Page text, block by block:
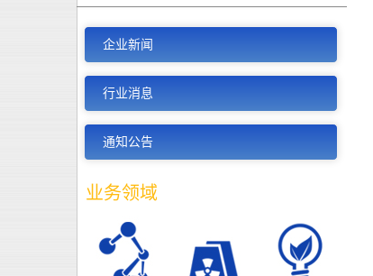
企业新闻
行业消息
通知公告
业务领域